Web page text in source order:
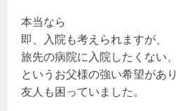
本当なら
即、入院も考えられますが、
旅先の病院に入院したくない、
というお父様の強い希望があり
友人も困っていました。